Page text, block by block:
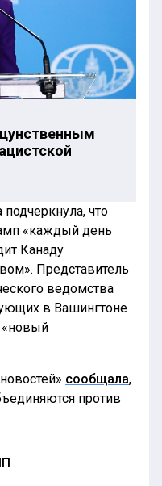
что
«каждый день
Канаду
Представитель
ведомства
в Вашингтоне
«новый
сообщала,
против